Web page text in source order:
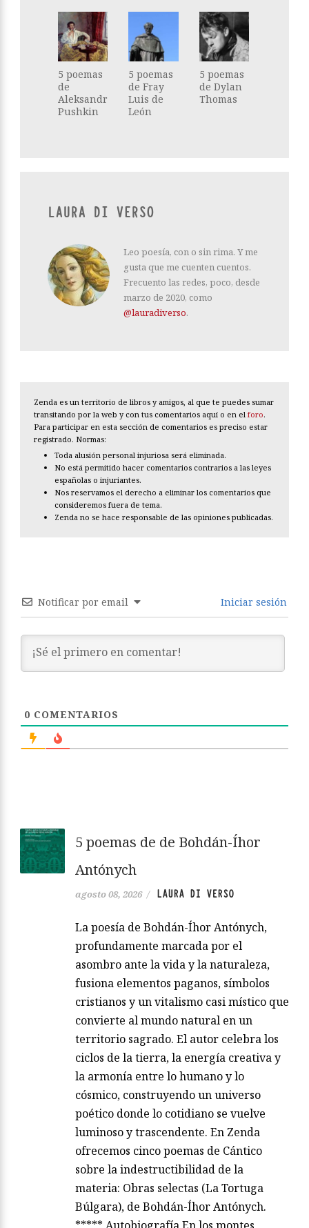
5 poemas
de
Aleksandr
Pushkin
5 poemas
de Fray
Luis de
León
5 poemas
de Dylan
Thomas
LAURA DI VERSO
Leo poesía, con o sin rima. Y me
gusta que me cuenten cuentos.
Frecuento las redes, poco, desde
marzo de 2020, como
@lauradiverso.
Zenda es un territorio de libros y amigos, al que te puedes sumar
transitando por la web y con tus comentarios aquí o en el foro.
Para participar en esta sección de comentarios es preciso estar
registrado. Normas:
Toda alusión personal injuriosa será eliminada.
No está permitido hacer comentarios contrarios a las leyes
españolas o injuriantes.
Nos reservamos el derecho a eliminar los comentarios que
consideremos fuera de tema.
Zenda no se hace responsable de las opiniones publicadas.
Notificar por email Iniciar sesión
0 COMENTARIOS
5 poemas de de Bohdán-Íhor
Antónych
agosto 08, 2026 / LAURA DI VERSO
La poesía de Bohdán-Íhor Antónych,
profundamente marcada por el
asombro ante la vida y la naturaleza,
fusiona elementos paganos, símbolos
cristianos y un vitalismo casi místico que
convierte al mundo natural en un
territorio sagrado. El autor celebra los
ciclos de la tierra, la energía creativa y
la armonía entre lo humano y lo
cósmico, construyendo un universo
poético donde lo cotidiano se vuelve
luminoso y trascendente. En Zenda
ofrecemos cinco poemas de Cántico
sobre la indestructibilidad de la
materia: Obras selectas (La Tortuga
Búlgara), de Bohdán-Íhor Antónych.